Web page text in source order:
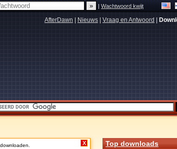
|Wachtwoord kwijt
AfterDawn Nieuws Vraag en Antwoord
downloaden. X Top downloads